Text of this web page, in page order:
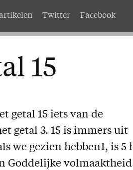
Service
Adreswijziging
Vragen en opmerkingen
Twitter Facebook
15
getal 15 iets van de
getal 3. 15 is immers uit
we gezien hebben1, is 5
Goddelijke